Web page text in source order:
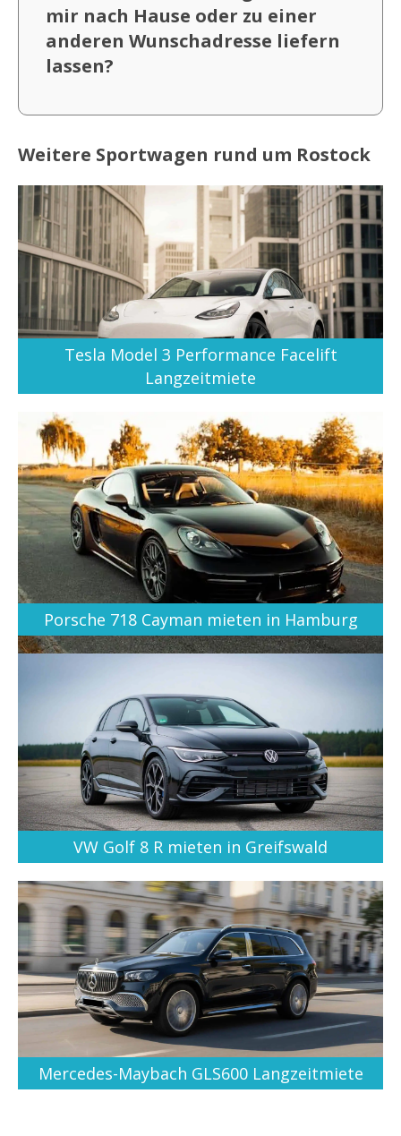
mir nach Hause oder zu einer
anderen Wunschadresse liefern
lassen?
Weitere Sportwagen rund um Rostock
Tesla Model 3 Performance Facelift
Langzeitmiete
Porsche 718 Cayman mieten in Hamburg
VW Golf 8 R mieten in Greifswald
Mercedes-Maybach GLS600 Langzeitmiete